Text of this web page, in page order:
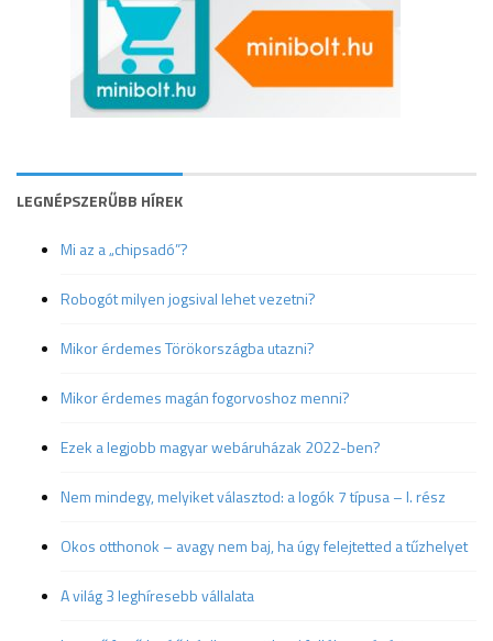
LEGNÉPSZERŰBB HÍREK
Mi az a „chipsadó”?
Robogót milyen jogsival lehet vezetni?
Mikor érdemes Törökországba utazni?
Mikor érdemes magán fogorvoshoz menni?
Ezek a legjobb magyar webáruházak 2022-ben?
Nem mindegy, melyiket választod: a logók 7 típusa – I. rész
Okos otthonok – avagy nem baj, ha úgy felejtetted a tűzhelyet
A világ 3 leghíresebb vállalata